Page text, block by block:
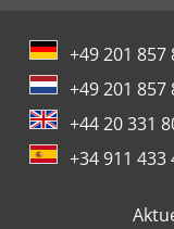
+49 201 857
+49 201 857
+44 20 331
+34 911 433